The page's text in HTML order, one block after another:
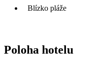
Blízko pláže
Poloha hotelu